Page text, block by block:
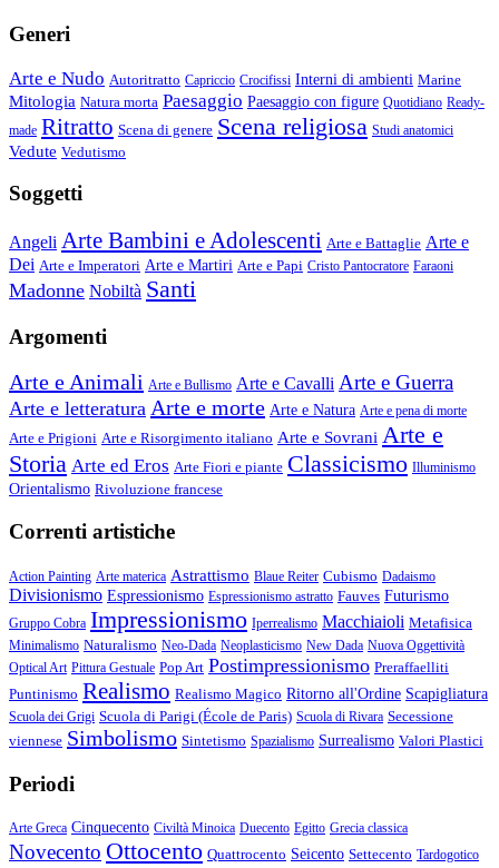
Generi
Arte e Nudo Autoritratto Capriccio Crocifissi Interni di ambienti Marine
Mitologia Natura morta Paesaggio Paesaggio con figure Quotidiano Ready-
made Ritratto Scena di genere Scena religiosa Studi anatomici
Vedute Vedutismo
Soggetti
Angeli Arte Bambini e Adolescenti Arte e Battaglie Arte e
Dei Arte e Imperatori Arte e Martiri Arte e Papi Cristo Pantocratore Faraoni
Madonne Nobiltà Santi
Argomenti
Arte e Animali Arte e Bullismo Arte e Cavalli Arte e Guerra
Arte e letteratura Arte e morte Arte e Natura Arte e pena di morte
Arte e Prigioni Arte e Risorgimento italiano Arte e Sovrani Arte e
Storia Arte ed Eros Arte Fiori e piante Classicismo Illuminismo
Orientalismo Rivoluzione francese
Correnti artistiche
Action Painting Arte materica Astrattismo Blaue Reiter Cubismo Dadaismo
Divisionismo Espressionismo Espressionismo astratto Fauves Futurismo
Gruppo Cobra Impressionismo Iperrealismo Macchiaioli Metafisica
Minimalismo Naturalismo Neo-Dada Neoplasticismo New Dada Nuova Oggettività
Optical Art Pittura Gestuale Pop Art Postimpressionismo Preraffaelliti
Puntinismo Realismo Realismo Magico Ritorno all'Ordine Scapigliatura
Scuola dei Grigi Scuola di Parigi (École de Paris) Scuola di Rivara Secessione
viennese Simbolismo Sintetismo Spazialismo Surrealismo Valori Plastici
Periodi
Arte Greca Cinquecento Civiltà Minoica Duecento Egitto Grecia classica
Novecento Ottocento Quattrocento Seicento Settecento Tardogotico